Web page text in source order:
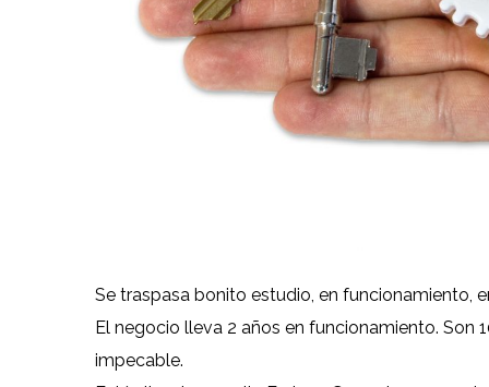
Se traspasa bonito estudio, en funcionamiento,
El negocio lleva 2 años en funcionamiento.
impecable.